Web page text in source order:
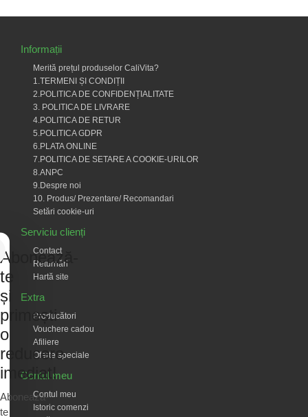
Informații
Merită prețul produselor CaliVita?
1.TERMENI ȘI CONDIȚII
2.POLITICA DE CONFIDENȚIALITATE
3. POLITICA DE LIVRARE
4.POLITICA DE RETUR
5.POLITICA GDPR
6.PLATA ONLINE
7.POLITICA DE SETARE A COOKIE-URILOR
8.ANPC
9.Despre noi
10. Produs/ Prezentare/ Recomandari
Setări cookie-uri
Serviciu clienți
Contact
Returnări
Hartă site
Extra
Producători
Vouchere cadou
Afiliere
Oferte speciale
Contul meu
Contul meu
Istoric comenzi
Abonează-
te
și
primești
o
reducere
imediat!
Abonează-
te